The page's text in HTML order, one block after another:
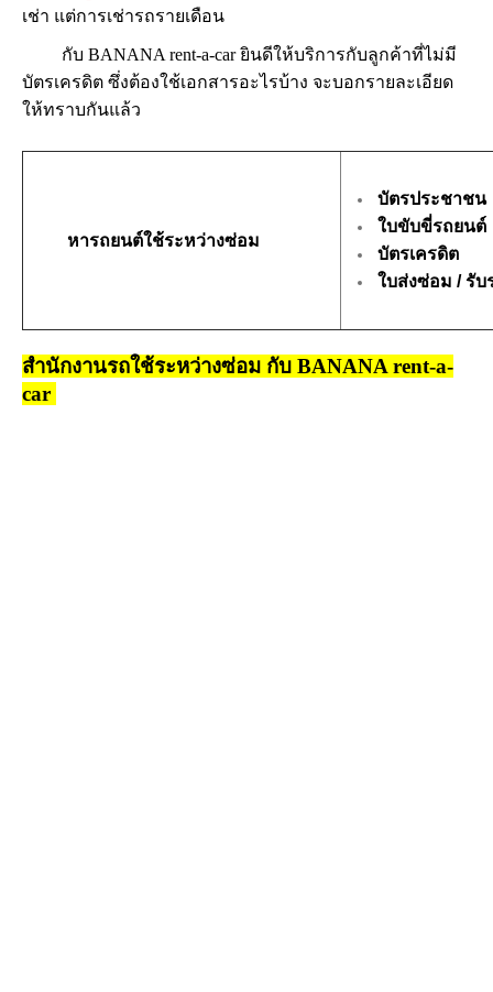
เช่า แต่การเช่ารถรายเดือน
กับ BANANA rent-a-car ยินดีให้บริการกับลูกค้าที่ไม่มี
บัตรเครดิต ซึ่งต้องใช้เอกสารอะไรบ้าง จะบอกรายละเอียด
ให้ทราบกันแล้ว
หารถยนต์ใช้ระหว่างซ่อม
บัตรประชาชน
ใบขับขี่รถยนต์
บัตรเครดิต
ใบส่งซ่อม / รั
สำนักงานรถใช้ระหว่างซ่อม กับ BANANA rent-a-
car